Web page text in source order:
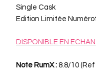
Single Cask
Edition Limitée
DISPONIBLE EN
Note RumX : 8.8/10 (Ref